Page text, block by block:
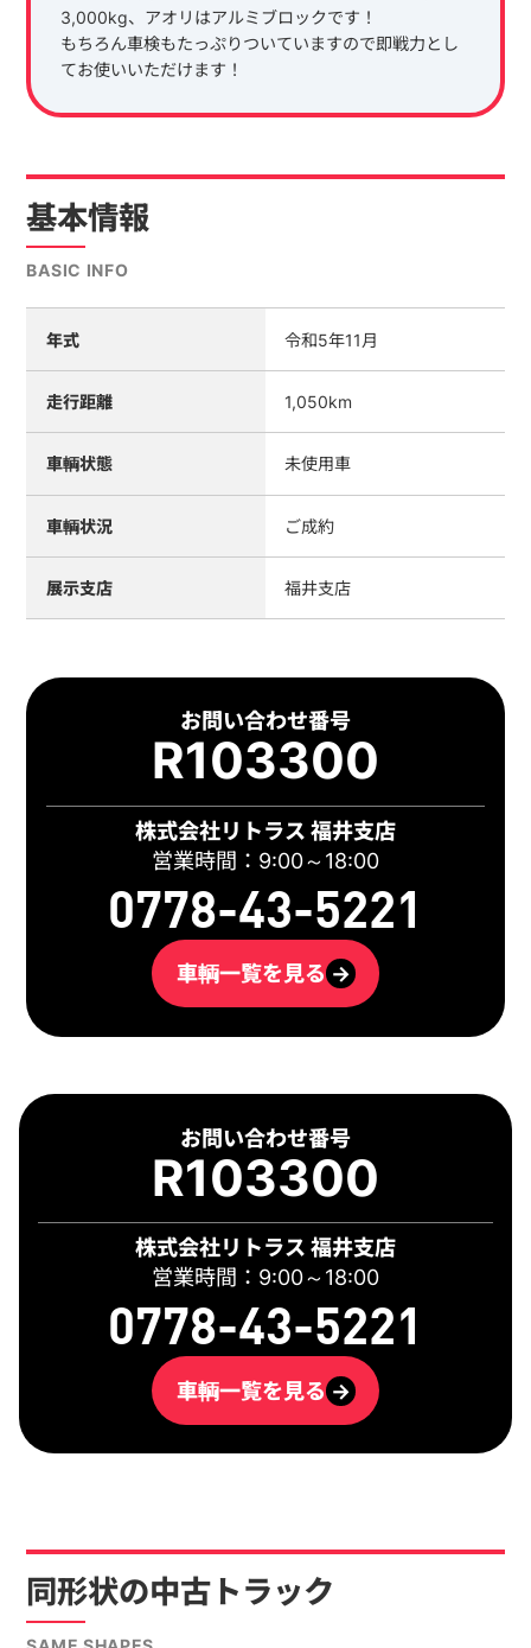
お問い合わせ番号
R103300
株式会社リトラス 福井支店
営業時間：9:00～18:00
0778-43-5221
車輌一覧を見る →
3,000kg、アオリはアルミブロックです！
もちろん車検もたっぷりついていますので即戦力とし
てお使いいただけます！
基本情報
BASIC INFO
年式 令和5年11月
走行距離 1,050km
車輌状態 未使用車
車輌状況 ご成約
展示支店 福井支店
お問い合わせ番号
R103300
株式会社リトラス 福井支店
営業時間：9:00～18:00
0778-43-5221
車輌一覧を見る →
同形状の中古トラック